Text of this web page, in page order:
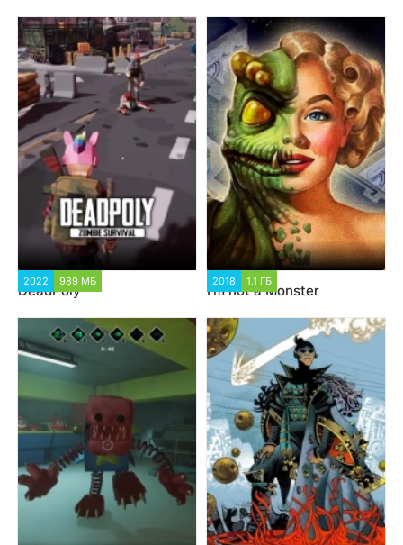
2022 989 МБ
DeadPoly
2018 1.1 ГБ
I’m not a Monster